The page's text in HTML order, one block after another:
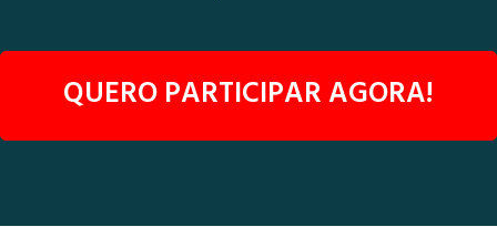
QUERO PARTICIPAR AGORA!